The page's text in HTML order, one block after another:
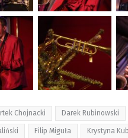
Chojnacki Darek Rubinowski
Filip Miguła Krystyna